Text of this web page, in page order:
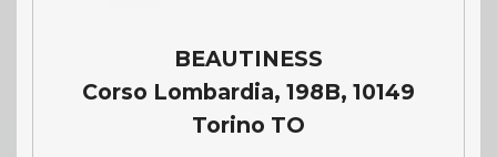
BEAUTINESS
Corso Lombardia, 198B, 10149
Torino TO